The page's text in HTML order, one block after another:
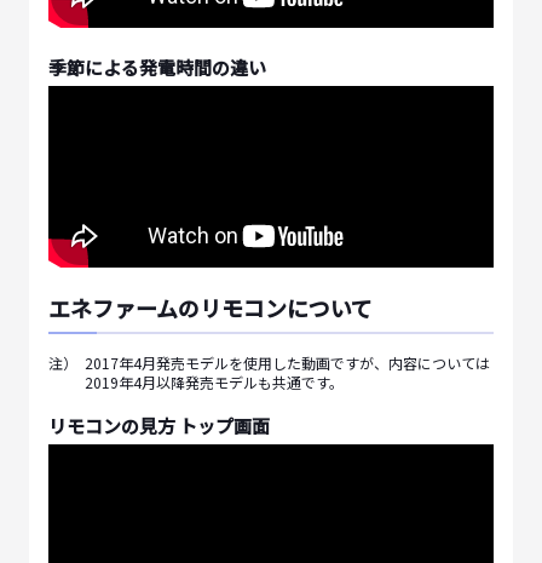
季節による発電時間の違い
エネファームのリモコンについて
注）
2017年4月発売モデルを使用した動画ですが、内容については
2019年4月以降発売モデルも共通です。
リモコンの見方 トップ画面